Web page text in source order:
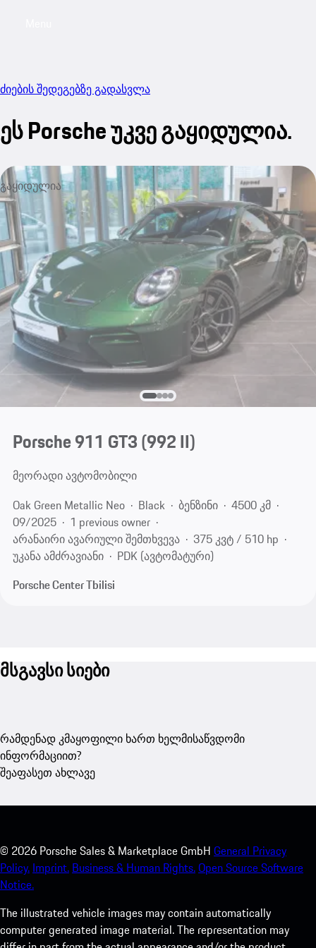
ძიების შედეგებზე გადასვლა
ეს Porsche უკვე გაყიდულია.
გაყიდულია
Porsche 911 GT3(992 II)
მეორადი ავტომობილი
Oak Green Metallic Neo
Black ბენზინი
4500 კმ
09/2025
1 previous owner
არანაირი ავარიული შემთხვევა
375 კვტ / 510 hp
უკანა ამძრავიანი
PDK (ავტომატური)
Porsche Center Tbilisi
მსგავსი სიები
რამდენად კმაყოფილი ხართ ხელმისაწვდომი
ინფორმაციით?
შეაფასეთ ახლავე
© 2026 Porsche Sales & Marketplace GmbH General Privacy
Policy. Imprint. Business & Human Rights.Open Source Software
Notice.
The illustrated vehicle images may contain automatically
computer generated image material. The representation may